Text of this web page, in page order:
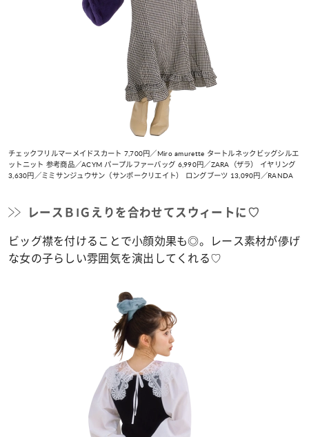
チェックフリルマーメイドスカート 7,700円／Miro amurette タートルネックビッグシルエ
ットニット 参考商品／ACYM パープルファーバッグ 6,990円／ZARA（ザラ） イヤリング
3,630円／ミミサンジュウサン（サンポークリエイト） ロングブーツ 13,090円／RANDA
レースＢIＧえりを合わせてスウィートに♡
ビッグ襟を付けることで小顔効果も◎。レース素材が儚げ
な女の子らしい雰囲気を演出してくれる♡